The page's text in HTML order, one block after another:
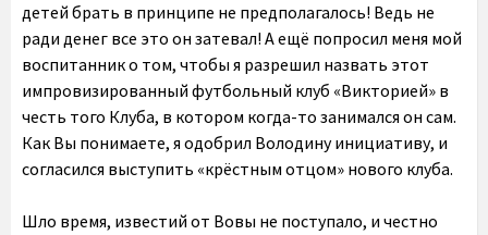
детей брать в принципе не предполагалось! Ведь не
ради денег все это он затевал! А ещё попросил меня мой
воспитанник о том, чтобы я разрешил назвать этот
импровизированный футбольный клуб «Викторией» в
честь того Клуба, в котором когда-то занимался он сам.
Как Вы понимаете, я одобрил Володину инициативу, и
согласился выступить «крёстным отцом» нового клуба.
Шло время, известий от Вовы не поступало, и честно